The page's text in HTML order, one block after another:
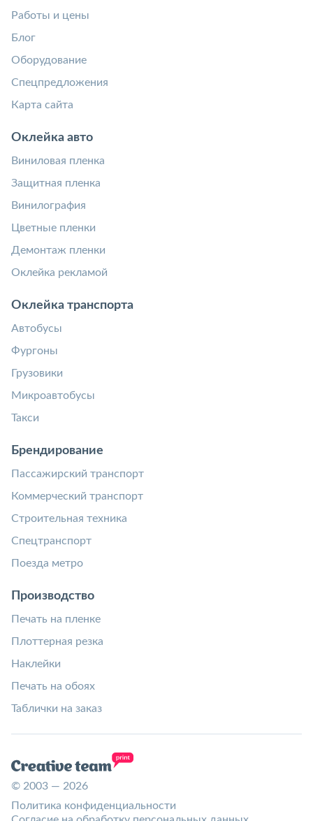
Работы и цены
Блог
Оборудование
Спецпредложения
Карта сайта
Оклейка авто
Виниловая пленка
Защитная пленка
Винилография
Цветные пленки
Демонтаж пленки
Оклейка рекламой
Оклейка транспорта
Автобусы
Фургоны
Грузовики
Микроавтобусы
Такси
Брендирование
Пассажирский транспорт
Коммерческий транспорт
Строительная техника
Спецтранспорт
Поезда метро
Производство
Печать на пленке
Плоттерная резка
Наклейки
Печать на обоях
Таблички на заказ
© 2003 — 2026
Политика конфиденциальности